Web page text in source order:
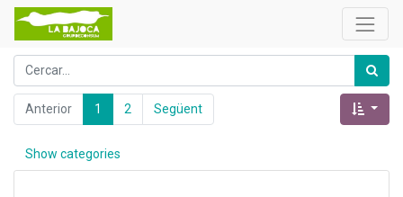
Anterior 1 2 Següent
Show categories